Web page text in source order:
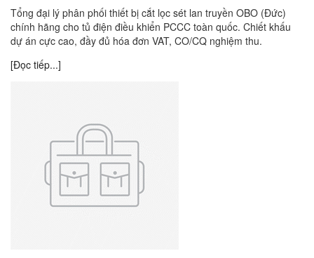
Tổng đại lý phân phối thiết bị cắt lọc sét lan truyền OBO (Đức)
chính hãng cho tủ điện điều khiển PCCC toàn quốc. Chiết khấu
dự án cực cao, đầy đủ hóa đơn VAT, CO/CQ nghiệm thu.
[Đọc tiếp...]